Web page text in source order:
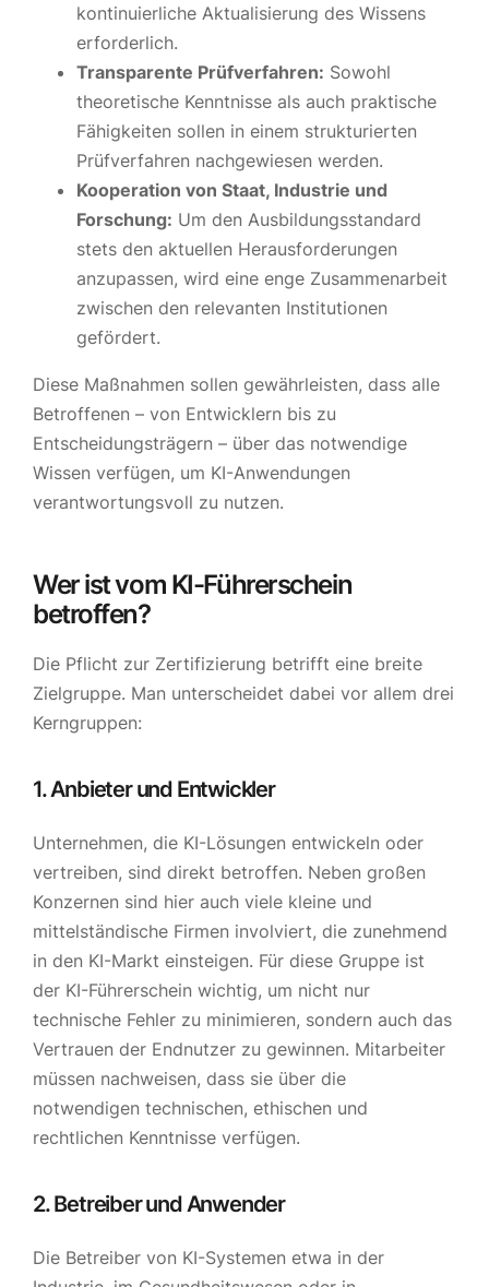
kontinuierliche Aktualisierung des Wissens
erforderlich.
Transparente Prüfverfahren: Sowohl
theoretische Kenntnisse als auch praktische
Fähigkeiten sollen in einem strukturierten
Prüfverfahren nachgewiesen werden.
Kooperation von Staat, Industrie und
Forschung: Um den Ausbildungsstandard
stets den aktuellen Herausforderungen
anzupassen, wird eine enge Zusammenarbeit
zwischen den relevanten Institutionen
gefördert.
Diese Maßnahmen sollen gewährleisten, dass alle
Betroffenen – von Entwicklern bis zu
Entscheidungsträgern – über das notwendige
Wissen verfügen, um KI-Anwendungen
verantwortungsvoll zu nutzen.
Wer ist vom KI-Führerschein
betroffen?
Die Pflicht zur Zertifizierung betrifft eine breite
Zielgruppe. Man unterscheidet dabei vor allem drei
Kerngruppen:
1. Anbieter und Entwickler
Unternehmen, die KI-Lösungen entwickeln oder
vertreiben, sind direkt betroffen. Neben großen
Konzernen sind hier auch viele kleine und
mittelständische Firmen involviert, die zunehmend
in den KI-Markt einsteigen. Für diese Gruppe ist
der KI-Führerschein wichtig, um nicht nur
technische Fehler zu minimieren, sondern auch das
Vertrauen der Endnutzer zu gewinnen. Mitarbeiter
müssen nachweisen, dass sie über die
notwendigen technischen, ethischen und
rechtlichen Kenntnisse verfügen.
2. Betreiber und Anwender
Die Betreiber von KI-Systemen etwa in der